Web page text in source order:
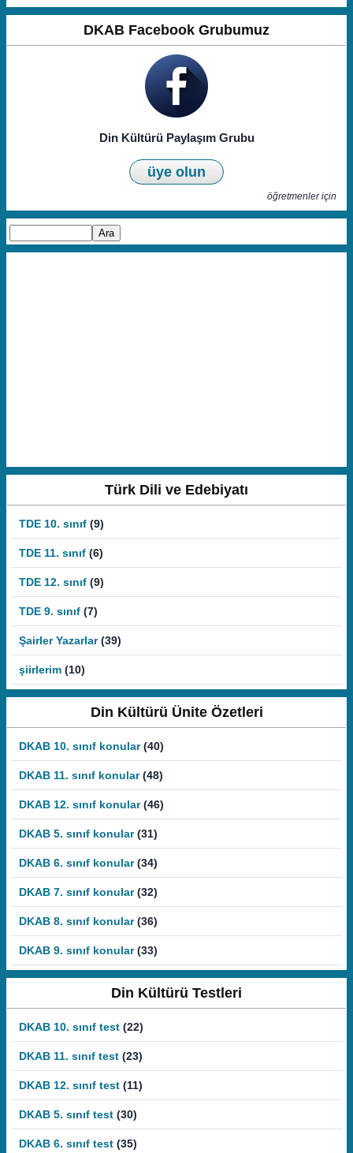
DKAB Facebook Grubumuz
Din Kültürü Paylaşım Grubu
üye olun
öğretmenler için
Türk Dili ve Edebiyatı
TDE 10. sınıf (9)
TDE 11. sınıf (6)
TDE 12. sınıf (9)
TDE 9. sınıf (7)
Şairler Yazarlar (39)
şiirlerim (10)
Din Kültürü Ünite Özetleri
DKAB 10. sınıf konular (40)
DKAB 11. sınıf konular (48)
DKAB 12. sınıf konular (46)
DKAB 5. sınıf konular (31)
DKAB 6. sınıf konular (34)
DKAB 7. sınıf konular (32)
DKAB 8. sınıf konular (36)
DKAB 9. sınıf konular (33)
Din Kültürü Testleri
DKAB 10. sınıf test (22)
DKAB 11. sınıf test (23)
DKAB 12. sınıf test (11)
DKAB 5. sınıf test (30)
DKAB 6. sınıf test (35)